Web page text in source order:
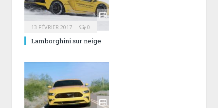
13 FÉVRIER 2017 0
Lamborghini sur neige